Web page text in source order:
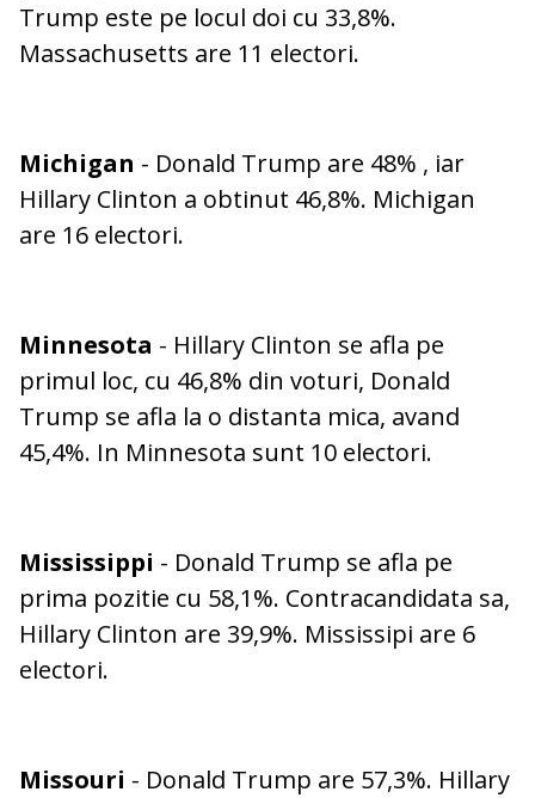
Trump este pe locul doi cu 33,8%.
Massachusetts are 11 electori.
Michigan - Donald Trump are 48% , iar
Hillary Clinton a obtinut 46,8%. Michigan
are 16 electori.
Minnesota - Hillary Clinton se afla pe
primul loc, cu 46,8% din voturi, Donald
Trump se afla la o distanta mica, avand
45,4%. In Minnesota sunt 10 electori.
Mississippi - Donald Trump se afla pe
prima pozitie cu 58,1%. Contracandidata sa,
Hillary Clinton are 39,9%. Mississipi are 6
electori.
Missouri - Donald Trump are 57,3%. Hillary